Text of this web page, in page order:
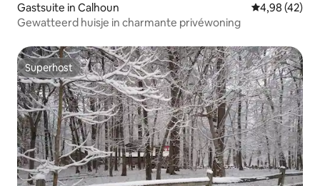
Gastsuite in Calhoun Gemiddelde
4,98 (42)
Gewatteerd huisje in charmante privéwoning
Superhost
Superhost